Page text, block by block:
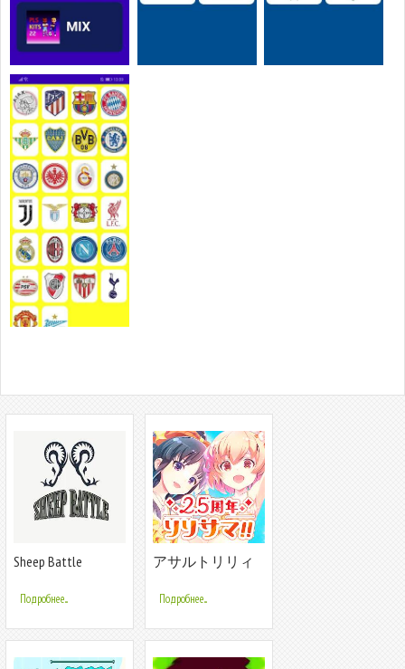
Sheep Battle
Подробнее...
アサルトリリィ
バレ）
Подробнее...